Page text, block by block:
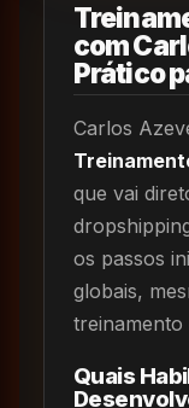
com
Prático
Carlos
que vai
os passos
globais,
Quais